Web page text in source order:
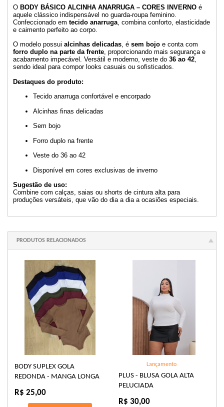
O BODY BÁSICO ALCINHA ANARRUGA – CORES INVERNO é
aquele clássico indispensável no guarda-roupa feminino.
Confeccionado em tecido anarruga , combina conforto, elasticidade
e caimento perfeito ao corpo.
O modelo possui alcinhas delicadas, é sem bojo e conta com
forro duplo na parte da frente, proporcionando mais segurança e
acabamento impecável. Versátil e moderno, veste do 36 ao 42,
sendo ideal para compor looks casuais ou sofisticados.
Destaques do produto:
Tecido anarruga confortável e encorpado
Alcinhas finas delicadas
Sem bojo
Forro duplo na frente
Veste do 36 ao 42
Disponível em cores exclusivas de inverno
Sugestão de uso:
Combine com calças, saias ou shorts de cintura alta para
produções versáteis, que vão do dia a dia a ocasiões especiais.
PRODUTOS RELACIONADOS
BODY SUPLEX GOLA
REDONDA - MANGA LONGA
R$ 25,00
Lançamento
PLUS - BLUSA GOLA ALTA
PELUCIADA
R$ 30,00